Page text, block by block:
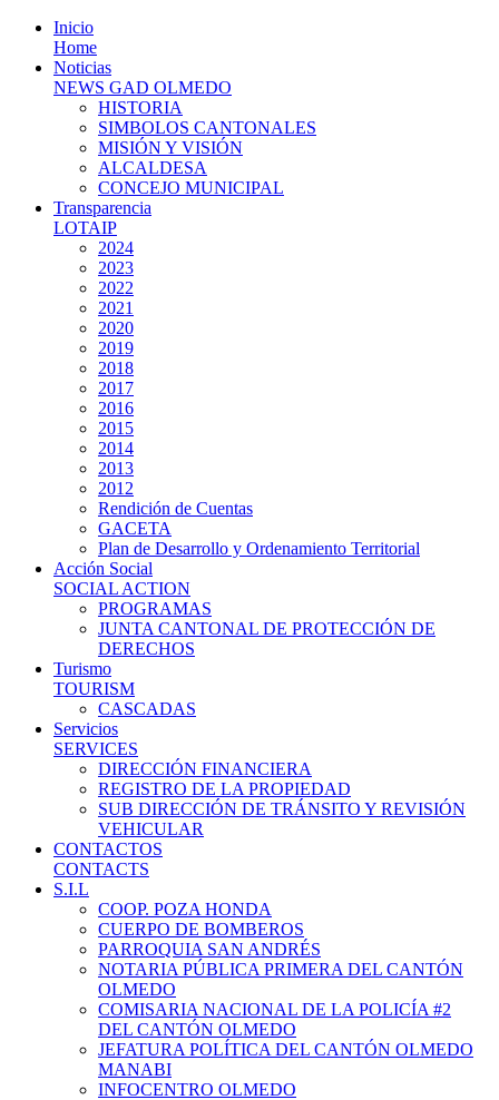
Inicio
Home
Noticias
NEWS GAD OLMEDO
HISTORIA
SIMBOLOS CANTONALES
MISIÓN Y VISIÓN
ALCALDESA
CONCEJO MUNICIPAL
Transparencia
LOTAIP
2024
2023
2022
2021
2020
2019
2018
2017
2016
2015
2014
2013
2012
Rendición de Cuentas
GACETA
Plan de Desarrollo y Ordenamiento Territorial
Acción Social
SOCIAL ACTION
PROGRAMAS
JUNTA CANTONAL DE PROTECCIÓN DE
DERECHOS
Turismo
TOURISM
CASCADAS
Servicios
SERVICES
DIRECCIÓN FINANCIERA
REGISTRO DE LA PROPIEDAD
SUB DIRECCIÓN DE TRÁNSITO Y REVISIÓN
VEHICULAR
CONTACTOS
CONTACTS
S.I.L
COOP. POZA HONDA
CUERPO DE BOMBEROS
PARROQUIA SAN ANDRÉS
NOTARIA PÚBLICA PRIMERA DEL CANTÓN
OLMEDO
COMISARIA NACIONAL DE LA POLICÍA #2
DEL CANTÓN OLMEDO
JEFATURA POLÍTICA DEL CANTÓN OLMEDO
MANABI
INFOCENTRO OLMEDO